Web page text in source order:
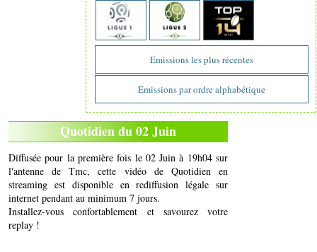
Emissions les plus récentes
Emissions par ordre alphabétique
Quotidien du 02 Juin
Diffusée pour la première fois le 02 Juin à 19h04 sur
l'antenne de Tmc, cette vidéo de Quotidien en
streaming est disponible en rediffusion légale sur
internet pendant au minimum 7 jours.
Installez-vous confortablement et savourez votre
replay !